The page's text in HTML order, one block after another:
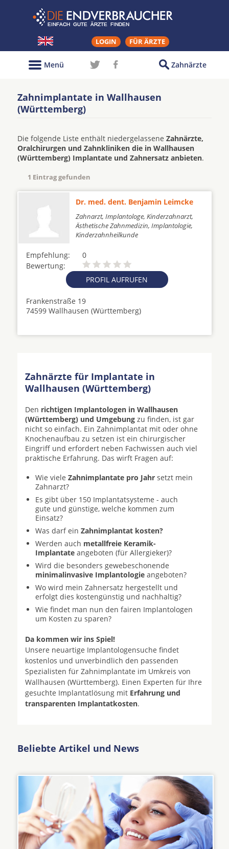
LOGIN FÜR ÄRZTE
Zahnärzte
Menü
Zahnimplantate in Wallhausen
(Württemberg)
Die folgende Liste enthält niedergelassene Zahnärzte,
Oralchirurgen und Zahnkliniken die in Wallhausen
(Württemberg) Implantate und Zahnersatz anbieten.
1 Eintrag gefunden
Dr. med. dent. Benjamin Leimcke
Zahnarzt, Implantologe, Kinderzahnarzt,
Ästhetische Zahnmedizin, Implantologie,
Kinderzahnheilkunde
Empfehlung:
0
Bewertung:
PROFIL AUFRUFEN
Frankenstraße 19
74599 Wallhausen (Württemberg)
Zahnärzte für Implantate in
Wallhausen (Württemberg)
Den richtigen Implantologen in Wallhausen
(Württemberg) und Umgebung zu finden, ist gar
nicht so einfach. Ein Zahnimplantat mit oder ohne
Knochenaufbau zu setzen ist ein chirurgischer
Eingriff und erfordert neben Fachwissen auch viel
praktische Erfahrung. Das wirft Fragen auf:
Wie viele Zahnimplantate pro Jahr setzt mein
Zahnarzt?
Es gibt über 150 Implantatsysteme - auch
gute und günstige, welche kommen zum
Einsatz?
Was darf ein Zahnimplantat kosten?
Werden auch metallfreie Keramik-
Implantate angeboten (für Allergieker)?
Wird die besonders gewebeschonende
minimalinvasive Implantologie angeboten?
Wo wird mein Zahnersatz hergestellt und
erfolgt dies kostengünstig und nachhaltig?
Wie findet man nun den fairen Implantologen
um Kosten zu sparen?
Da kommen wir ins Spiel!
Unsere neuartige Implantologensuche findet
kostenlos und unverbindlich den passenden
Spezialisten für Zahnimplantate im Umkreis von
Wallhausen (Württemberg). Einen Experten für Ihre
gesuchte Implantatlösung mit Erfahrung und
transparenten Implantatkosten.
Beliebte Artikel und News